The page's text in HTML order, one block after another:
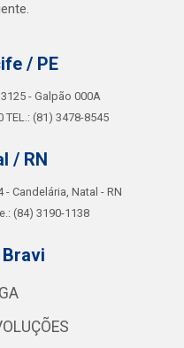
/ PE
- Galpão 000A
TEL.: (81) 3478-8545
/ RN
Candelária, Natal - RN
(84) 3190-1138